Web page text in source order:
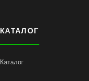
КАТАЛОГ
Каталог